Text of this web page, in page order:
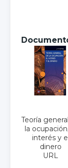
Teoría
la
interés y
dinero
URL